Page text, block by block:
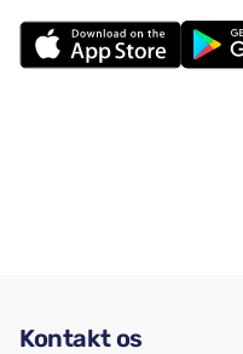
Kontakt os